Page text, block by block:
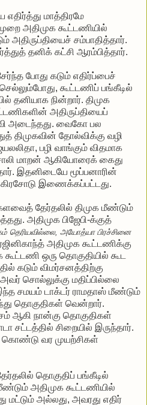
மாத்திரமே
அதிமுக கூட்டணியில்
அதிருப்தியைச் சம்பாதித்தார்.
தனிக் கட்சி ஆரம்பித்தார்.
போது கடும் எதிர்ப்பைச்
செல்லும்போது, கூட்டணிப் பங்கீடில்
தனியாக நின்றார். திமுக
அதிருப்தியைப்
அடைந்தது. வைகோ பல
திமுகவின் தோல்விக்கு வழி
பழி வாங்கும் விதமாக
மாறன் ஆகியோரைக் கைது
இதனிடையே மூப்பனாரின்
இணைக்கப்பட்டது.
தேர்தலில் திமுக மீண்டும்
அதிமுக பிஜேபி-க்குத்
தெரியவில்லை, அயோத்யா பிரச்சினை
அதிமுக கூட்டணிக்கு
ஒரு தொகுதியில் கூட
கடும் விமர்சனத்திற்கு
சொல்லுக்கு மதிப்பில்லை
சமயம் டாக்டர் ராமதாஸ் மீண்டும்
தொகுதிகள் வென்றார்.
ஆகி நான்கு தொகுதிகள்
சட்டத்தில் சிறையில் இருந்தார்.
வர முயற்சிகள்
தொகுதிப் பங்கீடில்
அதிமுக கூட்டணியில்
அல்லது, அவரது எதிர்